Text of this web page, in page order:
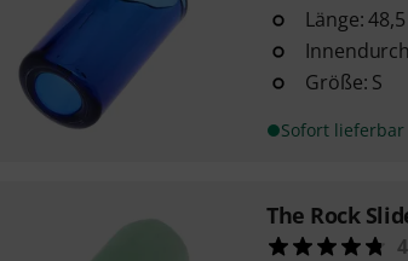
Länge:
Größe: S
Sofort lieferbar
The Rock
4